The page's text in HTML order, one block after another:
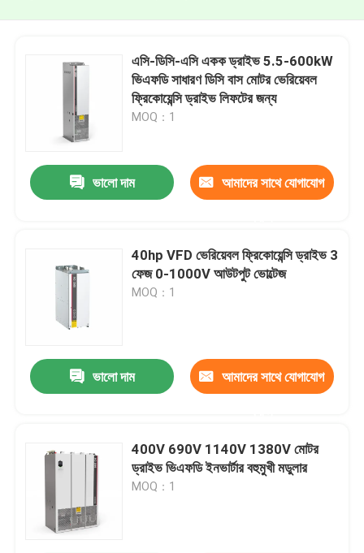
এসি-ডিসি-এসি একক ড্রাইভ 5.5-600kW
ভিএফডি সাধারণ ডিসি বাস মোটর ভেরিয়েবল
ফ্রিকোয়েন্সি ড্রাইভ লিফটের জন্য
MOQ：1
ভালো দাম আমাদের সাথে যোগাযোগ
40hp VFD ভেরিয়েবল ফ্রিকোয়েন্সি ড্রাইভ 3
ফেজ 0-1000V আউটপুট ভোল্টেজ
MOQ：1
ভালো দাম আমাদের সাথে যোগাযোগ
400V 690V 1140V 1380V মোটর
ড্রাইভ ভিএফডি ইনভার্টার বহুমুখী মডুলার
MOQ：1